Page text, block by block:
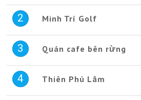
2 Minh Trí Golf
3 Quán cafe bên rừng
4 Thiên Phú Lâm